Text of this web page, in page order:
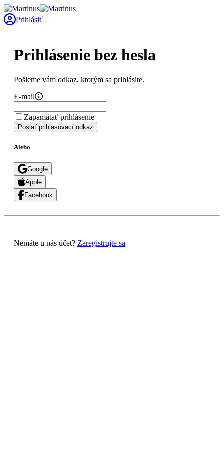
Prihlásiť
Prihlásenie bez hesla
Pošleme vám odkaz, ktorým sa prihlásite.
E-mail
Zapamätať prihlásenie
Poslať prihlasovací odkaz
Alebo
Google
Apple
Facebook
Nemáte u nás účet? Zaregistrujte sa